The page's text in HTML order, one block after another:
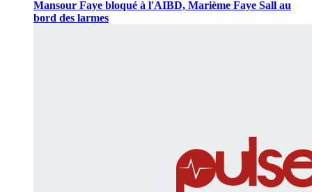
Mansour Faye bloqué à l'AIBD, Marième Faye Sall au
bord des larmes